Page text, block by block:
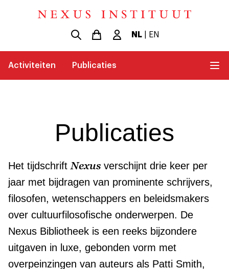
NL| EN
Activiteiten Publicaties
Publicaties
Het tijdschrift Nexus verschijnt drie keer per
jaar met bijdragen van prominente schrijvers,
filosofen, wetenschappers en beleidsmakers
over cultuurfilosofische onderwerpen. De
Nexus Bibliotheek is een reeks bijzondere
uitgaven in luxe, gebonden vorm met
overpeinzingen van auteurs als Patti Smith,